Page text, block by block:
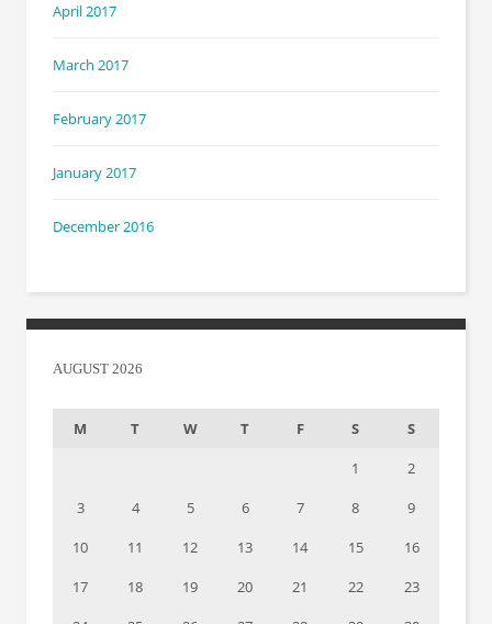
April 2017
March 2017
February 2017
January 2017
December 2016
AUGUST 2026
M T W T F S
S
1
2
3
4 5 6 7 8
9
10
11 12 13 14 15
16
17
18 19 20 21 22
23